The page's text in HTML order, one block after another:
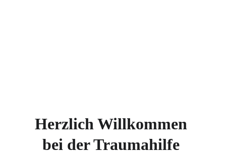
Herzlich Willkommen
bei der Traumahilfe